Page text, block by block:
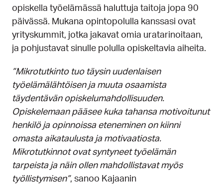
opiskella työelämässä haluttuja taitoja jopa 90
päivässä. Mukana opintopolulla kanssasi ovat
yrityskummit, jotka jakavat omia uratarinoitaan,
ja pohjustavat sinulle polulla opiskeltavia aiheita.
”Mikrotutkinto tuo täysin uudenlaisen
työelämälähtöisen ja muuta osaamista
täydentävän opiskelumahdollisuuden.
Opiskelemaan pääsee kuka tahansa motivoitunut
henkilö ja opinnoissa eteneminen on kiinni
omasta aikataulusta ja motivaatiosta.
Mikrotutkinnot ovat syntyneet työelämän
tarpeista ja näin ollen mahdollistavat myös
työllistymisen”, sanoo Kajaanin